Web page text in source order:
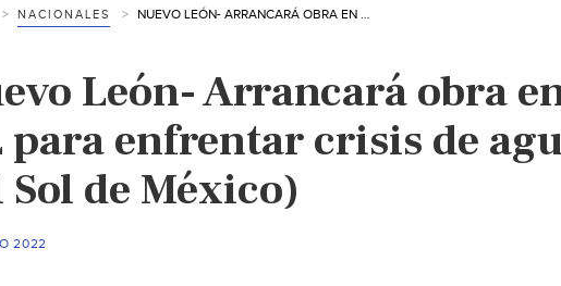
NACIONALES NUEVO LEÓN- ARRANCARÁ OBRA EN NL PARA ENFRENTAR CRISIS DE AGUA (EL SOL DE MÉXICO)
León- Arrancará obra
para enfrentar crisis de
Sol de México)
2022